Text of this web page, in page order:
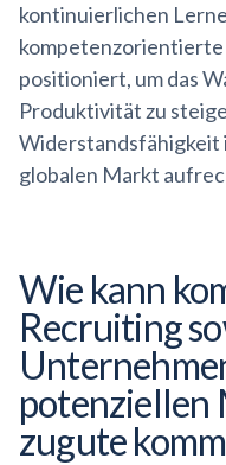
kontinuierlichen
positioniert, um das
Produktivität zu
Widerstandsfähigkeit
globalen Markt
Wie kann
Recruiting
zugute